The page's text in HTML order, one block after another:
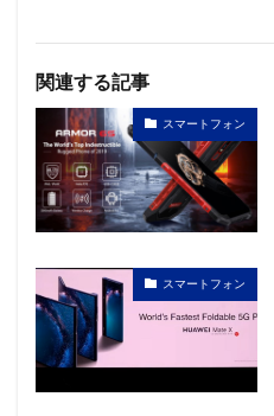
関連する記事
スマートフォン
スマートフォン